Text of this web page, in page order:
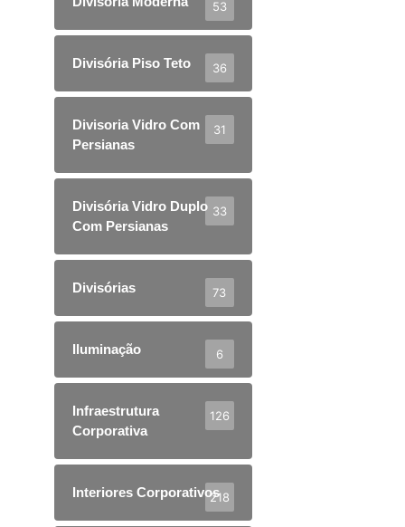
53
Divisória Piso Teto 36
Divisoria Vidro Com
Persianas
31
Divisória Vidro Duplo
Com Persianas
33
Divisórias 73
Iluminação 6
Infraestrutura
Corporativa
126
Interiores Corporativos218